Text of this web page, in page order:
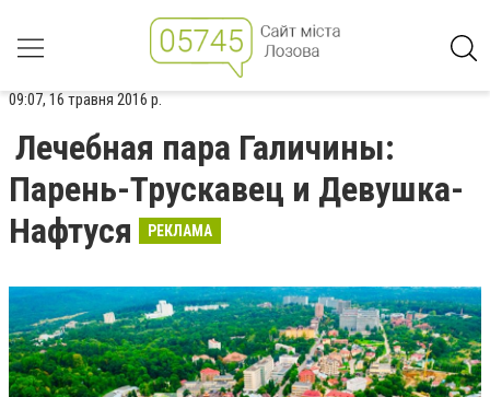
09:07, 16 травня 2016 р.
Лечебная пара Галичины:
Парень-Трускавец и Девушка-
Нафтуся
РЕКЛАМА